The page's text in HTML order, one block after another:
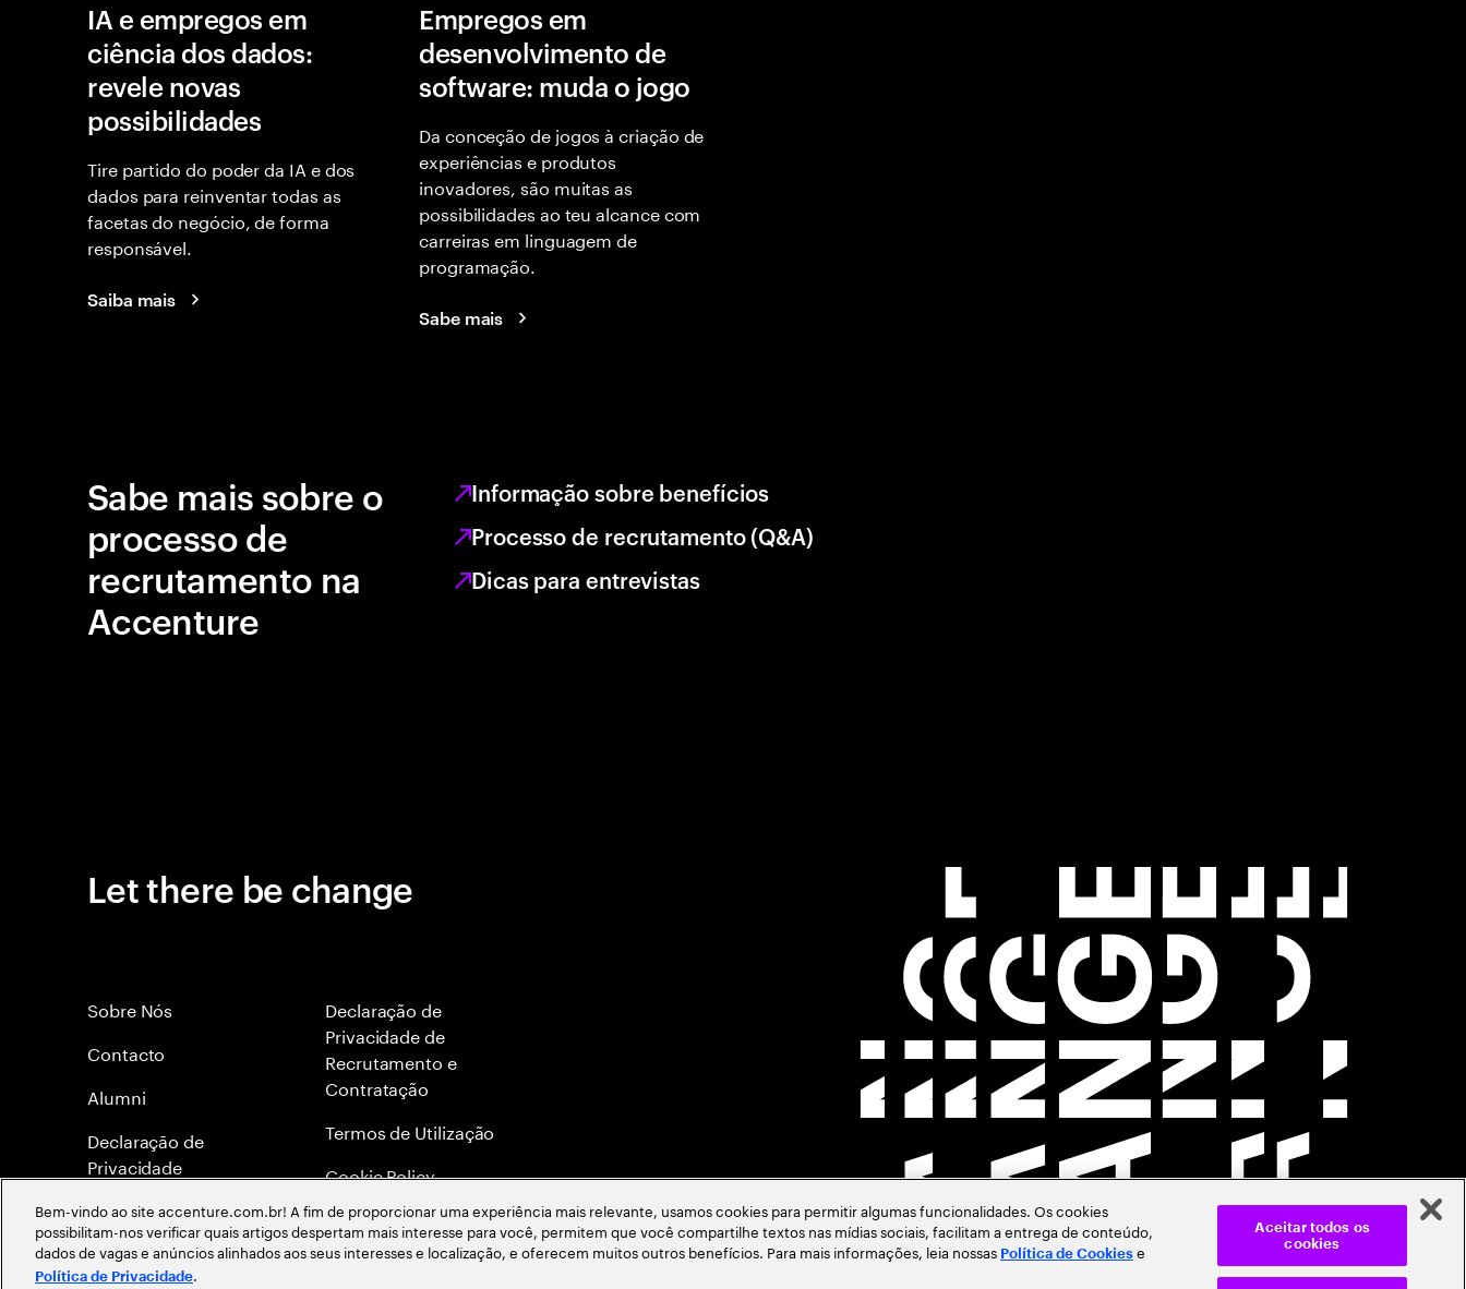
IA e empregos em
ciência dos dados:
revele novas
possibilidades
Tire partido do poder da IA e dos
dados para reinventar todas as
facetas do negócio, de forma
responsável.
Saiba mais
Empregos em
desenvolvimento de
software: muda o jogo
Da conceção de jogos à criação de
experiências e produtos
inovadores, são muitas as
possibilidades ao teu alcance com
carreiras em linguagem de
programação.
Sabe mais
Sabe mais sobre o
processo de
recrutamento na
Accenture
Informação sobre benefícios
Processo de recrutamento (Q&A)
Dicas para entrevistas
Let there be change
Sobre Nós
Contacto
Alumni
Declaraçāo de
Privacidade
Declaração de
Privacidade de
Recrutamento e
Contratação
Termos de Utilização
Cookie Policy
Mapa do site
Global Meritocracy
Bem-vindo ao site accenture.com.br! A fim de proporcionar uma experiência mais relevante, usamos cookies para permitir algumas funcionalidades. Os cookies
possibilitam-nos verificar quais artigos despertam mais interesse para você, permitem que você compartilhe textos nas mídias sociais, facilitam a entrega de conteúdo,
dados de vagas e anúncios alinhados aos seus interesses e localização, e oferecem muitos outros benefícios. Para mais informações, leia nossas Política de Cookies e
Política de Privacidade.
Aceitar todos os
cookies